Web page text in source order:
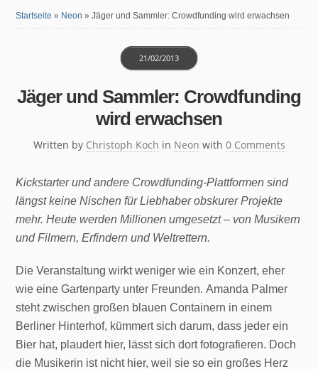
Startseite » Neon »Jäger und Sammler: Crowdfunding wird erwachsen
Jäger und Sammler: Crowdfunding
wird erwachsen
Written by Christoph Koch
21/02/2013
in Neon with 0 Comments
Kickstarter und andere Crowdfunding-Plattformen sind
längst keine Nischen für Liebhaber obskurer Projekte
mehr. Heute werden Millionen umgesetzt – von Musikern
und Filmern, Erfindern und Weltrettern.
Die Veranstaltung wirkt weniger wie ein Konzert, eher
wie eine Gartenparty unter Freunden. Amanda Palmer
steht zwischen großen blauen Containern in einem
Berliner Hinterhof, kümmert sich darum, dass jeder ein
Bier hat, plaudert hier, lässt sich dort fotografieren. Doch
die Musikerin ist nicht hier, weil sie so ein großes Herz